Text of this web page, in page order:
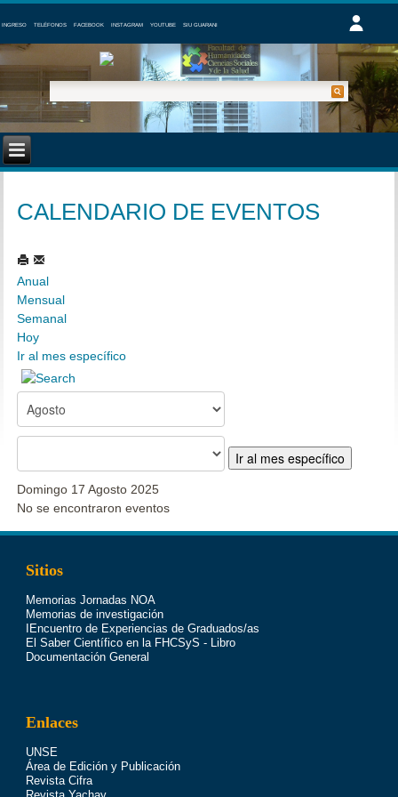
INGRESO TELÉFONOS FACEBOOK INSTAGRAM YOUTUBE SIU GUARANI
CALENDARIO DE EVENTOS
Anual
Mensual
Semanal
Hoy
Ir al mes específico
Ir al mes específico
Domingo 17 Agosto 2025
No se encontraron eventos
Sitios
Memorias Jornadas NOA
Memorias de investigación
IEncuentro de Experiencias de Graduados/as
El Saber Científico en la FHCSyS - Libro
Documentación General
Enlaces
UNSE
Área de Edición y Publicación
Revista Cifra